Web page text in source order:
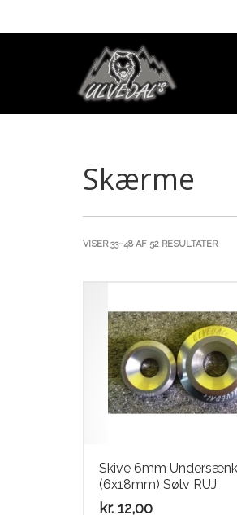
Skærme
VISER 33–48 AF 52 RESULTATER
Skive 6mm
(6x18mm) Sølv RUJ
kr. 12,00